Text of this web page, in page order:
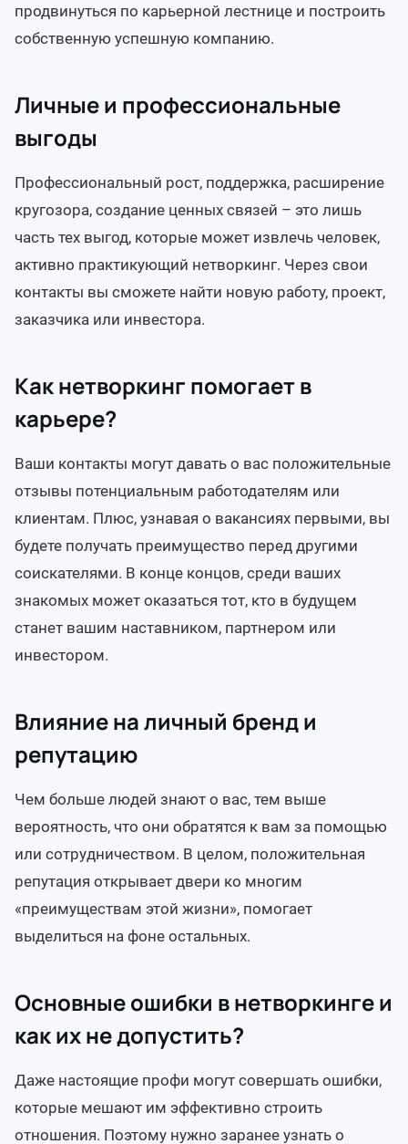
продвинуться по карьерной лестнице и построить
собственную успешную компанию.
Личные и профессиональные
выгоды
Профессиональный рост, поддержка, расширение
кругозора, создание ценных связей – это лишь
часть тех выгод, которые может извлечь человек,
активно практикующий нетворкинг. Через свои
контакты вы сможете найти новую работу, проект,
заказчика или инвестора.
Как нетворкинг помогает в
карьере?
Ваши контакты могут давать о вас положительные
отзывы потенциальным работодателям или
клиентам. Плюс, узнавая о вакансиях первыми, вы
будете получать преимущество перед другими
соискателями. В конце концов, среди ваших
знакомых может оказаться тот, кто в будущем
станет вашим наставником, партнером или
инвестором.
Влияние на личный бренд и
репутацию
Чем больше людей знают о вас, тем выше
вероятность, что они обратятся к вам за помощью
или сотрудничеством. В целом, положительная
репутация открывает двери ко многим
«преимуществам этой жизни», помогает
выделиться на фоне остальных.
Основные ошибки в нетворкинге и
как их не допустить?
Даже настоящие профи могут совершать ошибки,
которые мешают им эффективно строить
отношения. Поэтому нужно заранее узнать о